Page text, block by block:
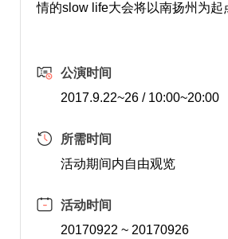
情的slow life大会将以南扬州为起
公演时间
2017.9.22~26 / 10:00~20:00
所需时间
活动期间内自由观览
活动时间
20170922 ~ 20170926